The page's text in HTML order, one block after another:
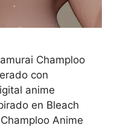
Champloo
con
anime
en Bleach
Anime